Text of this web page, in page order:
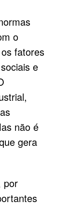
o
fatores
e
não é
gera
por